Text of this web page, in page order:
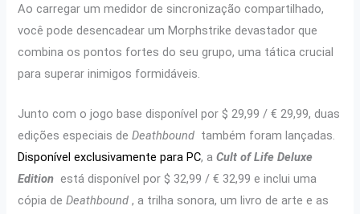
Ao carregar um medidor de sincronização compartilhado,
você pode desencadear um Morphstrike devastador que
combina os pontos fortes do seu grupo, uma tática crucial
para superar inimigos formidáveis.
Junto com o jogo base disponível por $ 29,99 / € 29,99, duas
edições especiais deDeathbound também foram lançadas.
Disponível exclusivamente para PC, aCult of Life Deluxe
Edition está disponível por $ 32,99 / € 32,99 e inclui uma
cópia deDeathbound , a trilha sonora, um livro de arte e as